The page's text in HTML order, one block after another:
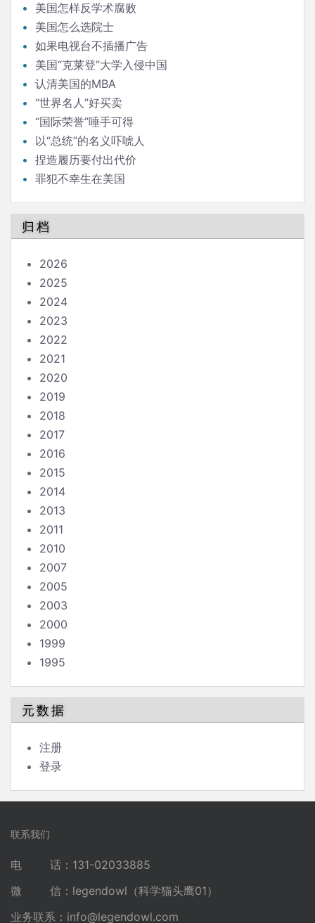
美国怎样反学术腐败
美国怎么选院士
如果电视台不插播广告
美国“克莱登”大学入侵中国
认清美国的MBA
“世界名人”好买卖
“国际荣誉”唾手可得
以“总统”的名义吓唬人
捏造履历要付出代价
罪犯不幸生在美国
归档
2026
2025
2024
2023
2022
2021
2020
2019
2018
2017
2016
2015
2014
2013
2011
2010
2007
2005
2003
2000
1999
1995
元数据
注册
登录
联系我们
电 话：131-02033885
微 信：legendowl（科学猫头鹰01）
业务联系： info@legendowl.com